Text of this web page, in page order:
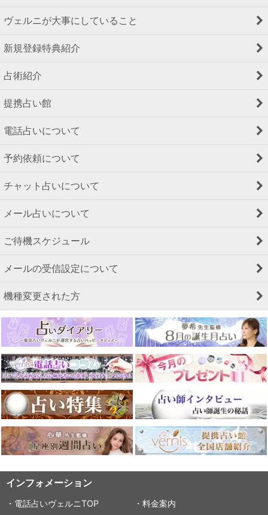
ヴェルニが大事にしていること
新規登録特典紹介
占術紹介
提携占い館
電話占いについて
予約依頼について
チャット占いについて
メール占いについて
ご待機スケジュール
メールの受信設定について
機種変更された方
インフォメーション
・電話占いヴェルニTOP ・料金案内